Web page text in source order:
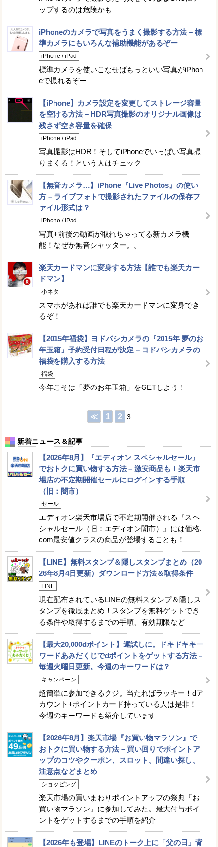
ップするのは危険かも
iPhoneのカメラで写真をうまく撮影する方法 – 標
準カメラにもいろんな補助機能があるぞー
iPhone / iPad
標準カメラを使いこなせばもっといい写真がiPhon
eで撮れるぞー
【iPhone】カメラ設定を変更してストレージ容量
を空ける方法 – HDR写真撮影のオリジナル画像は
残さず空き容量を確保
iPhone / iPad
写真撮影はHDR！そしてiPhoneでいっぱい写真撮
りまくる！という人はチェック
【無音カメラ…】iPhone『Live Photos』の使い
方 – ライブフォトで撮影されたファイルの保存フ
ァイル形式は？
iPhone / iPad
写真+前後の動画が取れちゃってる新カメラ機
能！なぜか無音シャッター。。
楽天カードマンに変身する方法【誰でも楽天カー
ドマン】
小ネタ
スマホがあれば誰でも楽天カードマンに変身でき
るぞ！
【2015年福袋】ヨドバシカメラの『2015年 夢のお
年玉箱』予約受付日程が決定 – ヨドバシカメラの
福袋を購入する方法
福袋
今年こそは「夢のお年玉箱」をGETしよう！
≪ 1 2 3
新着ニュース＆記事
【2026年8月】『エディオン スペシャルセール』
でおトクに買い物する方法 – 激安商品も！楽天市
場店の不定期開催セールにログインする手順
（旧：闇市）
セール
エディオン楽天市場店で不定期開催される『スペ
シャルセール（旧：エディオン闇市）』には価格.
com最安値クラスの商品が登場することも！
【LINE】無料スタンプ＆隠しスタンプまとめ（20
26年8月4日更新）ダウンロード方法＆取得条件
LINE
現在配布されているLINEの無料スタンプ＆隠しス
タンプを徹底まとめ！スタンプを無料ゲットでき
る条件や取得するまでの手順、有効期限など
【最大20,000dポイント】運試しに。ドキドキキー
ワードあみだくじでdポイントをゲットする方法 –
毎週火曜日更新。今週のキーワードは？
キャンペーン
超簡単に参加できるクジ。当たればラッキー！dア
カウント+ポイントカード持っている人は是非！
今週のキーワードも紹介しています
【2026年8月】楽天市場『お買い物マラソン』で
おトクに買い物する方法 – 買い回りでポイントア
ップのコツやクーポン、スロット、間違い探し、
注意点などまとめ
ショッピング
楽天市場の買いまわりポイントアップの祭典『お
買い物マラソン』に参加してみた。最大付与ポイ
ントをゲットするまでの手順を紹介
【2026年も登場】LINEのトーク上に「父の日」背